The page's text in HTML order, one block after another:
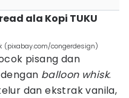
ala Kopi TUKU
congerdesign)
pisang dan
balloon whisk.
dan ekstrak vanila,